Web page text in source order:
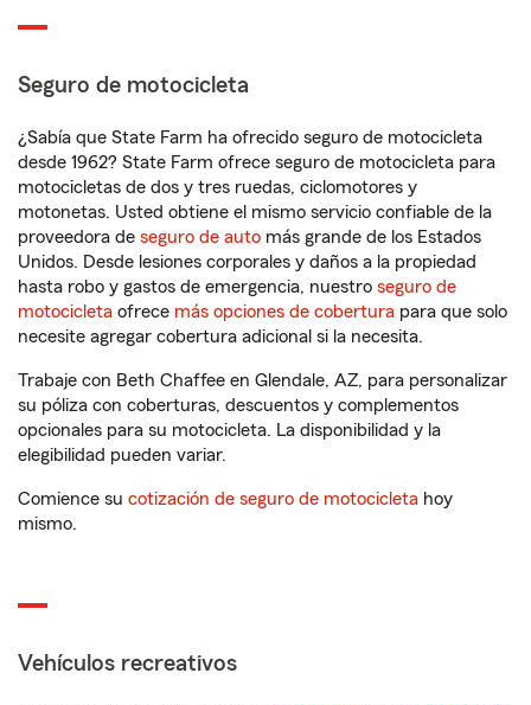
Seguro de motocicleta
¿Sabía que State Farm ha ofrecido seguro de motocicleta
desde 1962? State Farm ofrece seguro de motocicleta para
motocicletas de dos y tres ruedas, ciclomotores y
motonetas. Usted obtiene el mismo servicio confiable de la
proveedora de seguro de auto más grande de los Estados
Unidos. Desde lesiones corporales y daños a la propiedad
hasta robo y gastos de emergencia, nuestro seguro de
motocicleta ofrece más opciones de cobertura para que solo
necesite agregar cobertura adicional si la necesita.
Trabaje con Beth Chaffee en Glendale, AZ, para personalizar
su póliza con coberturas, descuentos y complementos
opcionales para su motocicleta. La disponibilidad y la
elegibilidad pueden variar.
Comience su cotización de seguro de motocicleta hoy
mismo.
Vehículos recreativos